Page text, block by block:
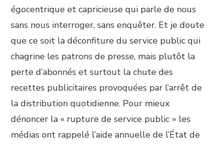
égocentrique et capricieuse qui parle de nous
sans nous interroger, sans enquêter. Et je doute
que ce soit la déconfiture du service public qui
chagrine les patrons de presse, mais plutôt la
perte d’abonnés et surtout la chute des
recettes publicitaires provoquées par l’arrêt de
la distribution quotidienne. Pour mieux
dénoncer la « rupture de service public » les
médias ont rappelé l’aide annuelle de l’État de